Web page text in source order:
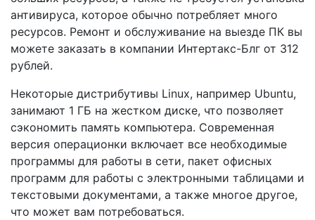
антивируса, которое обычно потребляет много
ресурсов. Ремонт и обслуживание на выезде ПК вы
можете заказать в компании Интертакс-Блг от 312
рублей.
Некоторые дистрибутивы Linux, например Ubuntu,
занимают 1 ГБ на жестком диске, что позволяет
сэкономить память компьютера. Современная
версия операционки включает все необходимые
программы для работы в сети, пакет офисных
программ для работы с электронными таблицами и
текстовыми документами, а также многое другое,
что может вам потребоваться.